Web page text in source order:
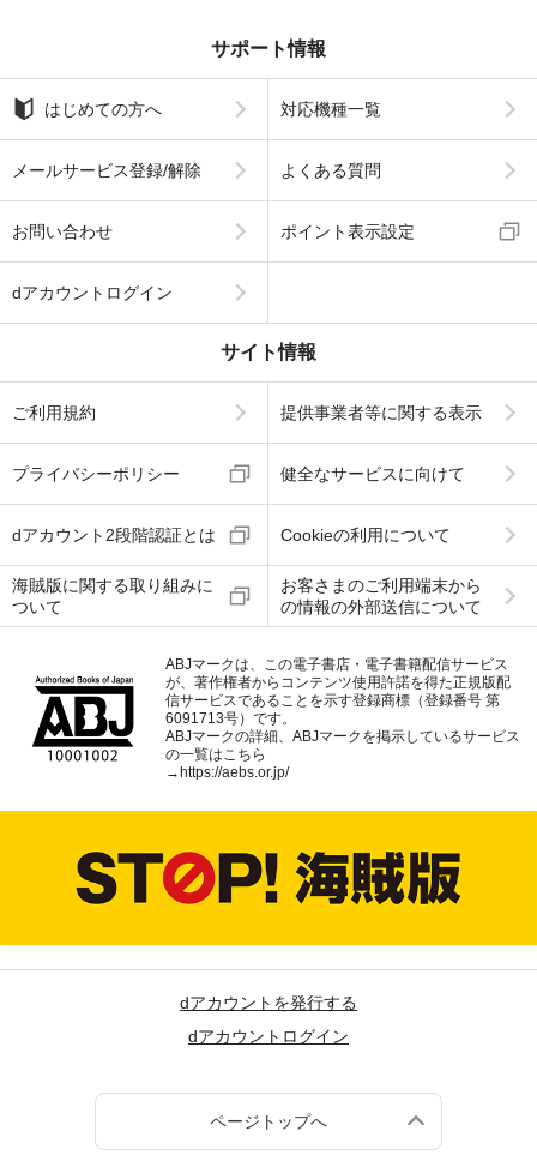
サポート情報
はじめての方へ 対応機種一覧
メールサービス登録/解除 よくある質問
お問い合わせ ポイント表示設定
dアカウントログイン
サイト情報
ご利用規約 提供事業者等に関する表示
プライバシーポリシー 健全なサービスに向けて
dアカウント2段階認証とは Cookieの利用について
海賊版に関する取り組みに
ついて
お客さまのご利用端末から
の情報の外部送信について
ABJマークは、この電子書店・電子書籍配信サービス
が、著作権者からコンテンツ使用許諾を得た正規版配
信サービスであることを示す登録商標（登録番号 第
6091713号）です。
ABJマークの詳細、ABJマークを掲示しているサービス
の一覧はこちら
→https://aebs.or.jp/
dアカウントを発行する
dアカウントログイン
ページトップへ